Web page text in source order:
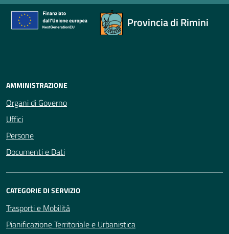
Provincia di Rimini
AMMINISTRAZIONE
Organi di Governo
Uffici
Persone
Documenti e Dati
CATEGORIE DI SERVIZIO
Trasporti e Mobilità
Pianificazione Territoriale e Urbanistica